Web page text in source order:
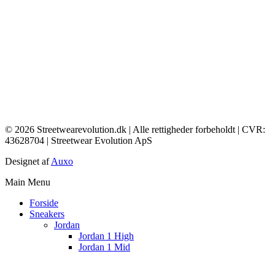
© 2026 Streetwearevolution.dk | Alle rettigheder forbeholdt | CVR:
43628704 | Streetwear Evolution ApS
Designet afAuxo
Main Menu
Forside
Sneakers
Jordan
Jordan 1 High
Jordan 1 Mid